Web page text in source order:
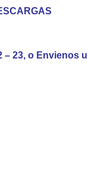
23, o Envienos